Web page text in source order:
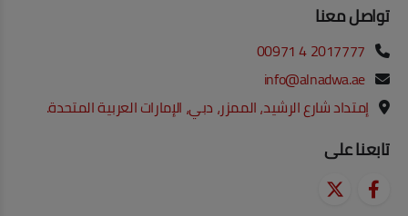
تواصل معنا
00971 4 2017777
info@alnadwa.ae
إمتداد شارع الرشيد، الممزر، دبي، الإمارات العربية المتحدة.
تابعنا على